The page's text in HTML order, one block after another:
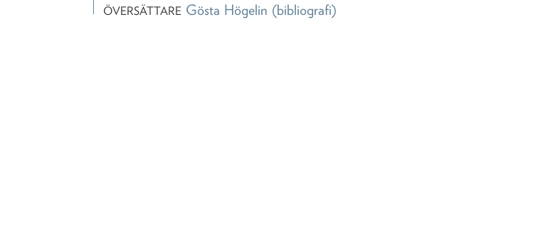
ÖVERSÄTTARE Gösta Högelin (bibliografi)